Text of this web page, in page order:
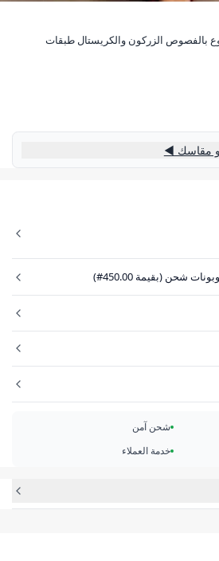
بالفصوص الزركون والكريستال طبقات
مقاسك ◀
شحن آمن
خدمة العملاء